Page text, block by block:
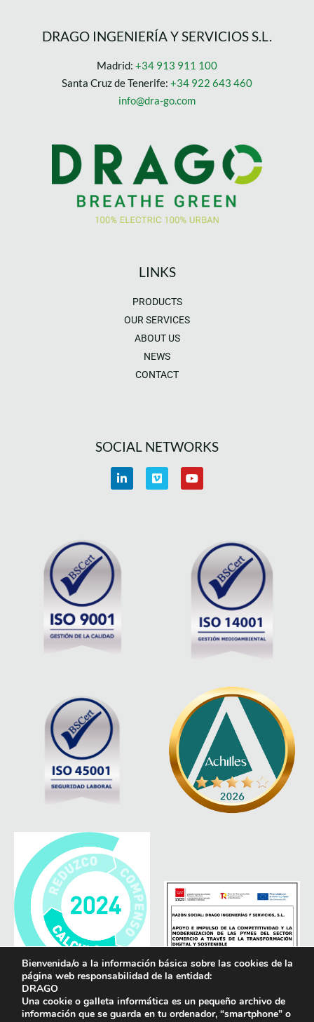
DRAGO INGENIERÍA Y SERVICIOS S.L.
Madrid: +34 913 911 100
Santa Cruz de Tenerife: +34 922 643 460
info@dra-go.com
LINKS
PRODUCTS
OUR SERVICES
ABOUT US
NEWS
CONTACT
SOCIAL NETWORKS
Bienvenida/o a la información básica sobre las cookies de la
página web responsabilidad de la entidad:
DRAGO
Una cookie o galleta informática es un pequeño archivo de
información que se guarda en tu ordenador, “smartphone” o